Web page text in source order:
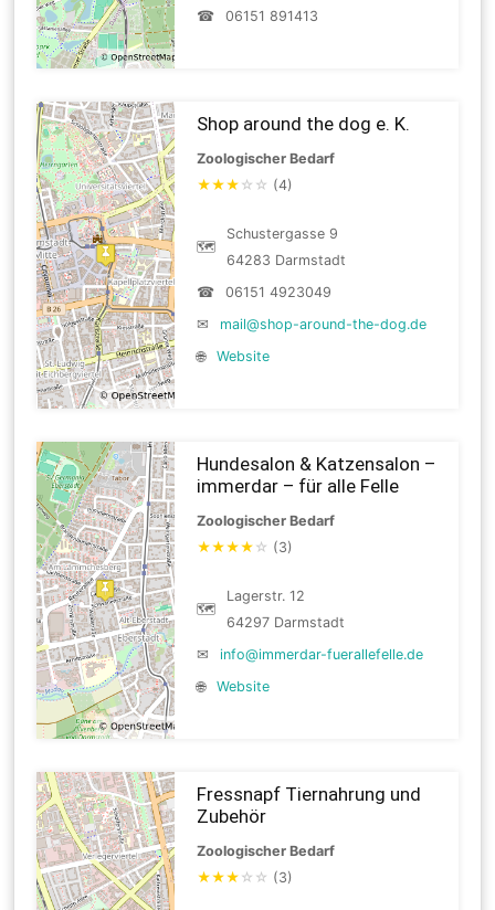
☎
06151 891413
Shop around the dog e. K.
Zoologischer Bedarf
★★★ ☆ ☆ (4)
🗺
Schustergasse 9
64283 Darmstadt
☎
06151 4923049
✉
mail@shop-around-the-dog.de
🌐
Website
Hundesalon & Katzensalon –
immerdar – für alle Felle
Zoologischer Bedarf
★★★★ ☆ (3)
🗺
Lagerstr. 12
64297 Darmstadt
✉
info@immerdar-fuerallefelle.de
🌐
Website
Fressnapf Tiernahrung und
Zubehör
Zoologischer Bedarf
★★★ ☆ ☆ (3)